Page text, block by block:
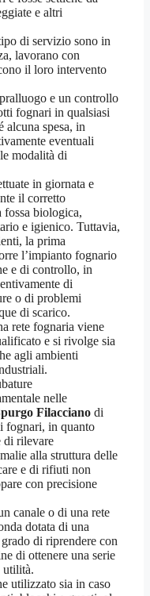
e altri
di servizio sono in
lavorano con
il loro intervento
e un controllo
fognari in qualsiasi
alcuna spesa, in
eventuali
modalità di
in giornata e
il corretto
fossa biologica,
e igienico. Tuttavia,
la prima
l’impianto fognario
e di controllo, in
di
o di problemi
di scarico.
rete fognaria viene
e si rivolge sia
agli ambienti
nelle
Filacciano di
fognari, in quanto
di rilevare
alla struttura delle
e di rifiuti non
con precisione
canale o di una rete
dotata di una
di riprendere con
di ottenere una serie
utilità.
utilizzato sia in caso